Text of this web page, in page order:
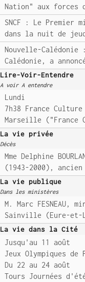
Nation" aux
SNCF : Le Premier
dans la nuit de
Nouvelle-
Calédonie, a
Lire-Voir-Entendre
A voir A entendre
Lundi
7h38 France
Marseille ("France
La vie privée
Décès
Mme Delphine
(1943-2000),
La vie publique
Dans les ministères
M. Marc
Sainville (Eure-et-
La vie dans la Cité
Jusqu'au 11 août
Jeux Olympiques de
Du 22 au 24 août
Tours Journées